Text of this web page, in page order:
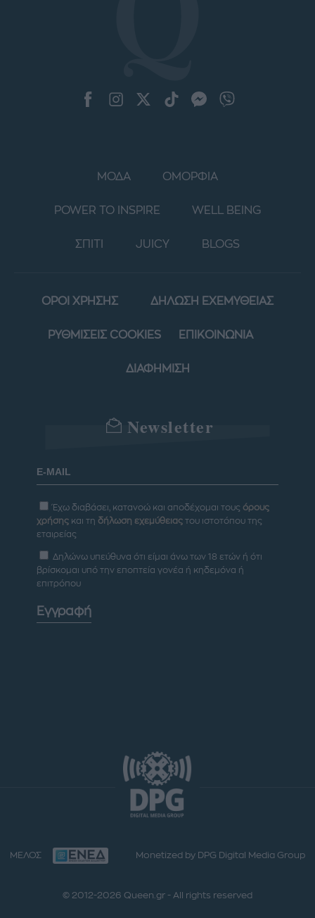
ΜΟΔΑ ΟΜΟΡΦΙΑ
POWER TO INSPIRE WELL BEING
ΣΠΙΤΙ JUICY BLOGS
ΟΡΟΙ ΧΡΗΣΗΣ ΔΗΛΩΣΗ ΕΧΕΜΥΘΕΙΑΣ
ΡΥΘΜΙΣΕΙΣ COOKIES ΕΠΙΚΟΙΝΩΝΙΑ
ΔΙΑΦΗΜΙΣΗ
Newsletter
Έχω διαβάσει, κατανοώ και αποδέχομαι τους όρους
χρήσης και τη δήλωση εχεμύθειας του ιστοτόπου της
εταιρείας
Δηλώνω υπεύθυνα ότι είμαι άνω των 18 ετών ή ότι
βρίσκομαι υπό την εποπτεία γονέα ή κηδεμόνα ή
επιτρόπου
Εγγραφή
ΜΕΛΟΣ Monetized by DPG Digital Media Group
© 2012-2026 Queen.gr - All rights reserved